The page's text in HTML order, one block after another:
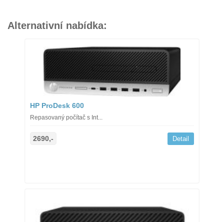
Alternativní nabídka:
HP ProDesk 600
Repasovaný počítač s Int...
2690,- Detail